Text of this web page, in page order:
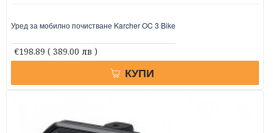
Уред за мобилно почистване Karcher OC 3 Bike
€198.89 ( 389.00 лв )
КУПИ